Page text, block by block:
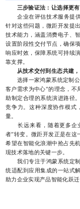
三步验证法：让选择更
企业在评估技术服务提供
针对这些问题，微距开发提
技术能力，涵盖消费电子、
设置阶段性交付节点，确保
响应时效，保障系统可持续
靠支撑。
从技术交付到生态共建
选择一家鸿蒙系统定制公
客户需求为中心”的理念，不
助制定合理的系统演进路径
竞争力。这种深度协作模式
量。
长远来看，随着更多企业
者”转变。微距开发正是在这
希望在智能化浪潮中抢占先
现技术落地的关键一步。
我们专注于鸿蒙系统定制
统适配到应用集成的一站式
助力企业实现产品智能化跃